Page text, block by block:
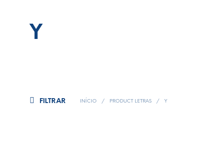
Y
FILTRAR INÍCIO / PRODUCT LETRAS / Y